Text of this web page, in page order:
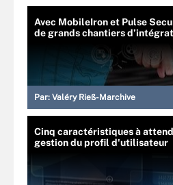
Avec MobileIron et Pulse
de grands chantiers
Par: Valéry Rieß-Marchive
Cinq caractéristiques à
gestion du profil d'utilisateur